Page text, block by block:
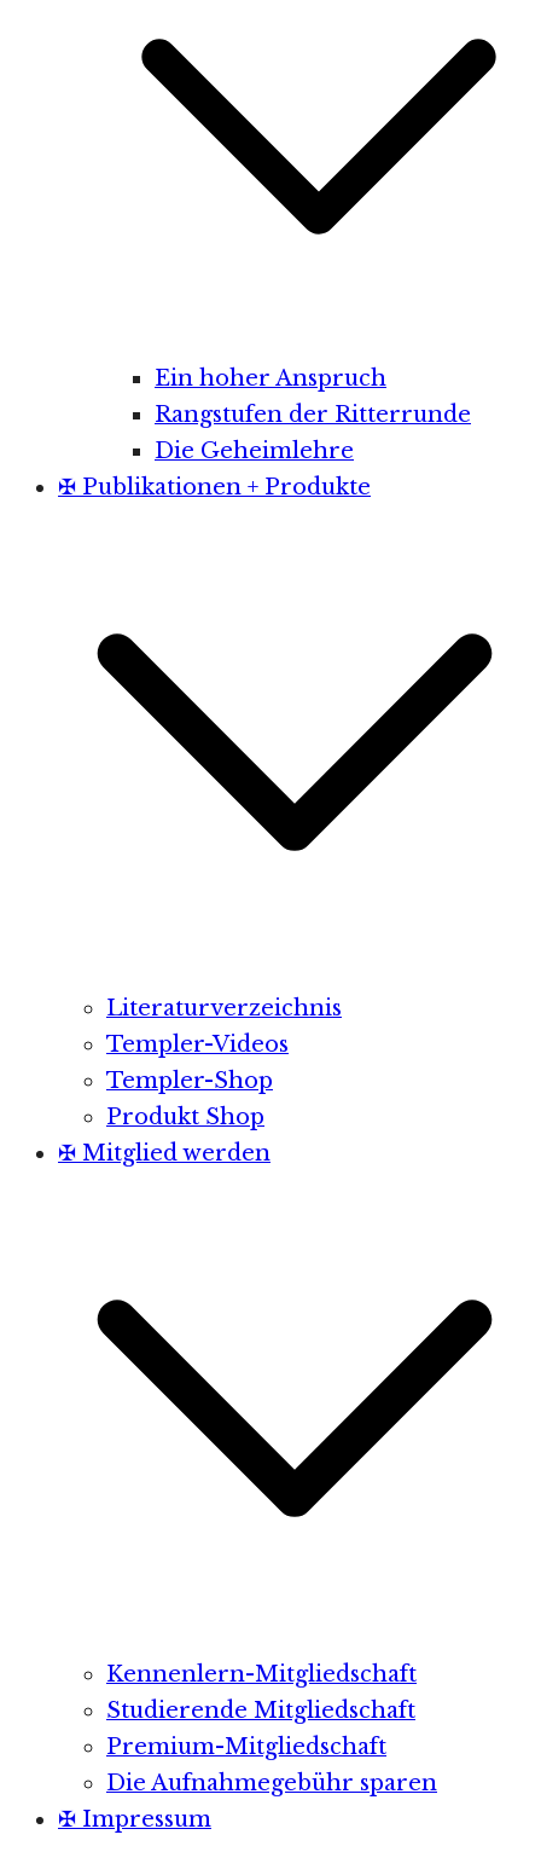
Ein hoher Anspruch
Rangstufen der Ritterrunde
Die Geheimlehre
✠ Publikationen + Produkte
Literaturverzeichnis
Templer-Videos
Templer-Shop
Produkt Shop
✠ Mitglied werden
Kennenlern-Mitgliedschaft
Studierende Mitgliedschaft
Premium-Mitgliedschaft
Die Aufnahmegebühr sparen
✠ Impressum